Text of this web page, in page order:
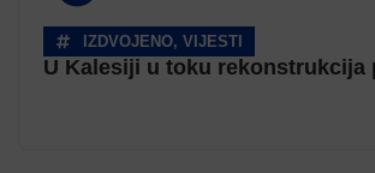
IZDVOJENO, VIJESTI
U Kalesiji u toku rekonstrukcija